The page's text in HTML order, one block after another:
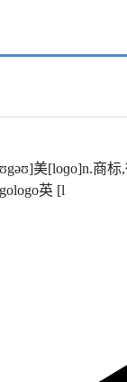
美[loɡo]n.商
英 [l